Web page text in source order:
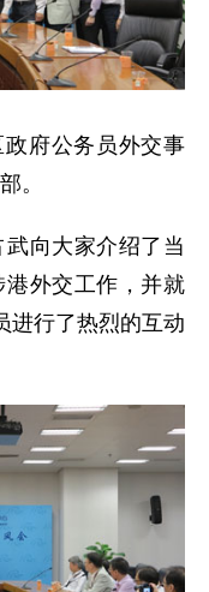
府公务员外交事
。
向大家介绍了当
外交工作，并就
进行了热烈的互动